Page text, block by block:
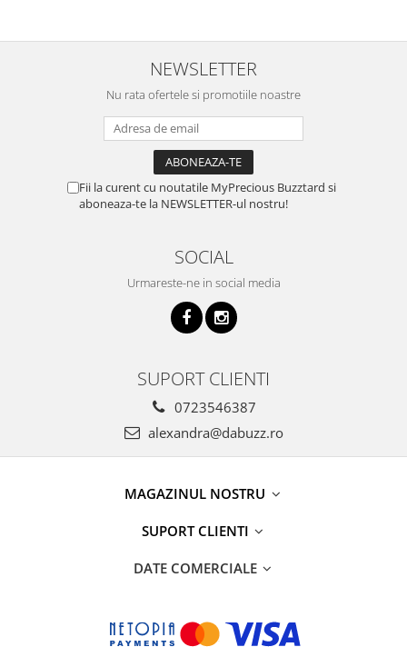
NEWSLETTER
Nu rata ofertele si promotiile noastre
Fii la curent cu noutatile MyPrecious Buzztard si
aboneaza-te la NEWSLETTER-ul nostru!
SOCIAL
Urmareste-ne in social media
SUPORT CLIENTI
0723546387
alexandra@dabuzz.ro
MAGAZINUL NOSTRU
SUPORT CLIENTI
DATE COMERCIALE